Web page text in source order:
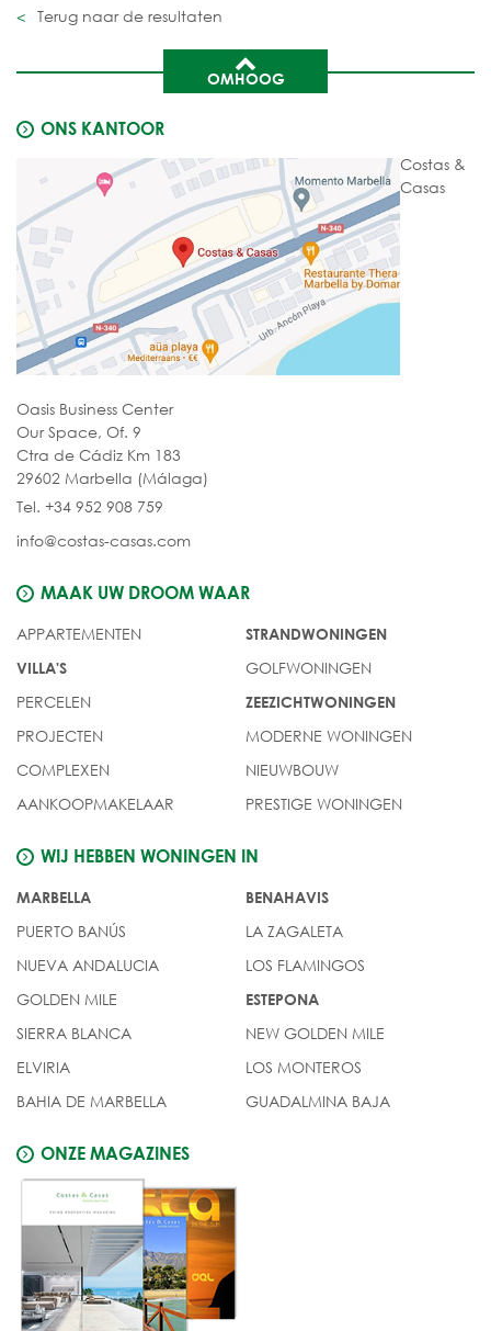
Terug naar de resultaten
OMHOOG
ONS KANTOOR
Costas &
Casas
Oasis Business Center
Our Space, Of. 9
Ctra de Cádiz Km 183
29602 Marbella (Málaga)
Tel. +34 952 908 759
info@costas-casas.com
MAAK UW DROOM WAAR
APPARTEMENTEN
VILLA'S
PERCELEN
PROJECTEN
COMPLEXEN
AANKOOPMAKELAAR
STRANDWONINGEN
GOLFWONINGEN
ZEEZICHTWONINGEN
MODERNE WONINGEN
NIEUWBOUW
PRESTIGE WONINGEN
WIJ HEBBEN WONINGEN IN
MARBELLA
PUERTO BANÚS
NUEVA ANDALUCIA
GOLDEN MILE
SIERRA BLANCA
ELVIRIA
BAHIA DE MARBELLA
BENAHAVIS
LA ZAGALETA
LOS FLAMINGOS
ESTEPONA
NEW GOLDEN MILE
LOS MONTEROS
GUADALMINA BAJA
ONZE MAGAZINES